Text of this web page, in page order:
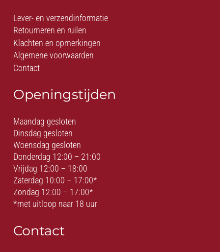
Lever- en verzendinformatie
Retourneren en ruilen
Klachten en opmerkingen
Algemene voorwaarden
Contact
Openingstijden
Maandag gesloten
Dinsdag gesloten
Woensdag gesloten
Donderdag 12:00 – 21:00
Vrijdag 12:00 – 18:00
Zaterdag 10:00 – 17:00*
Zondag 12:00 – 17:00*
*met uitloop naar 18 uur
Contact